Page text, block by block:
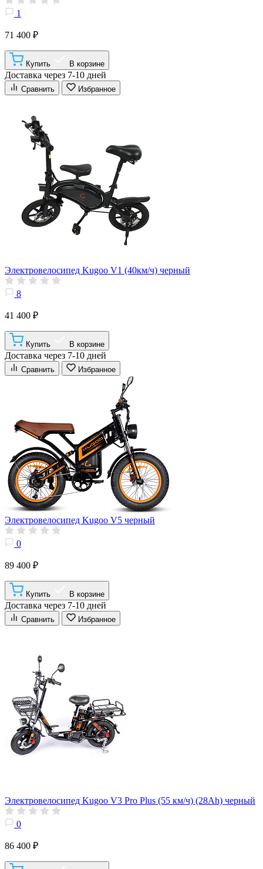
1
71 400 ₽
Купить В корзине
Доставка через 7-10 дней
Сравнить Избранное
Электровелосипед Kugoo V1 (40км/ч) черный
8
41 400 ₽
Купить В корзине
Доставка через 7-10 дней
Сравнить Избранное
Электровелосипед Kugoo V5 черный
0
89 400 ₽
Купить В корзине
Доставка через 7-10 дней
Сравнить Избранное
Электровелосипед Kugoo V3 Pro Plus (55 км/ч) (28Ah) черный
0
86 400 ₽